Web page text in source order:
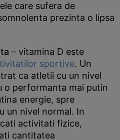
care sufera de
prezinta o lipsa
– vitamina D este
sportive. Un
ca atletii cu un nivel
o performanta mai putin
energie, spre
un nivel normal. In
activitati fizice,
cantitatea